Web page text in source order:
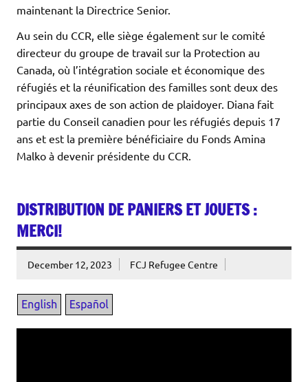
maintenant la Directrice Senior.
Au sein du CCR, elle siège également sur le comité
directeur du groupe de travail sur la Protection au
Canada, où l’intégration sociale et économique des
réfugiés et la réunification des familles sont deux des
principaux axes de son action de plaidoyer. Diana fait
partie du Conseil canadien pour les réfugiés depuis 17
ans et est la première bénéficiaire du Fonds Amina
Malko à devenir présidente du CCR.
DISTRIBUTION DE PANIERS ET JOUETS :
MERCI!
December 12, 2023 FCJ Refugee Centre